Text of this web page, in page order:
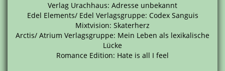
Verlag Urachhaus: Adresse unbekannt
Edel Elements/ Edel Verlagsgruppe: Codex Sanguis
Mixtvision: Skaterherz
Arctis/ Atrium Verlagsgruppe: Mein Leben als lexikalische
Lücke
Romance Edition: Hate is all I feel